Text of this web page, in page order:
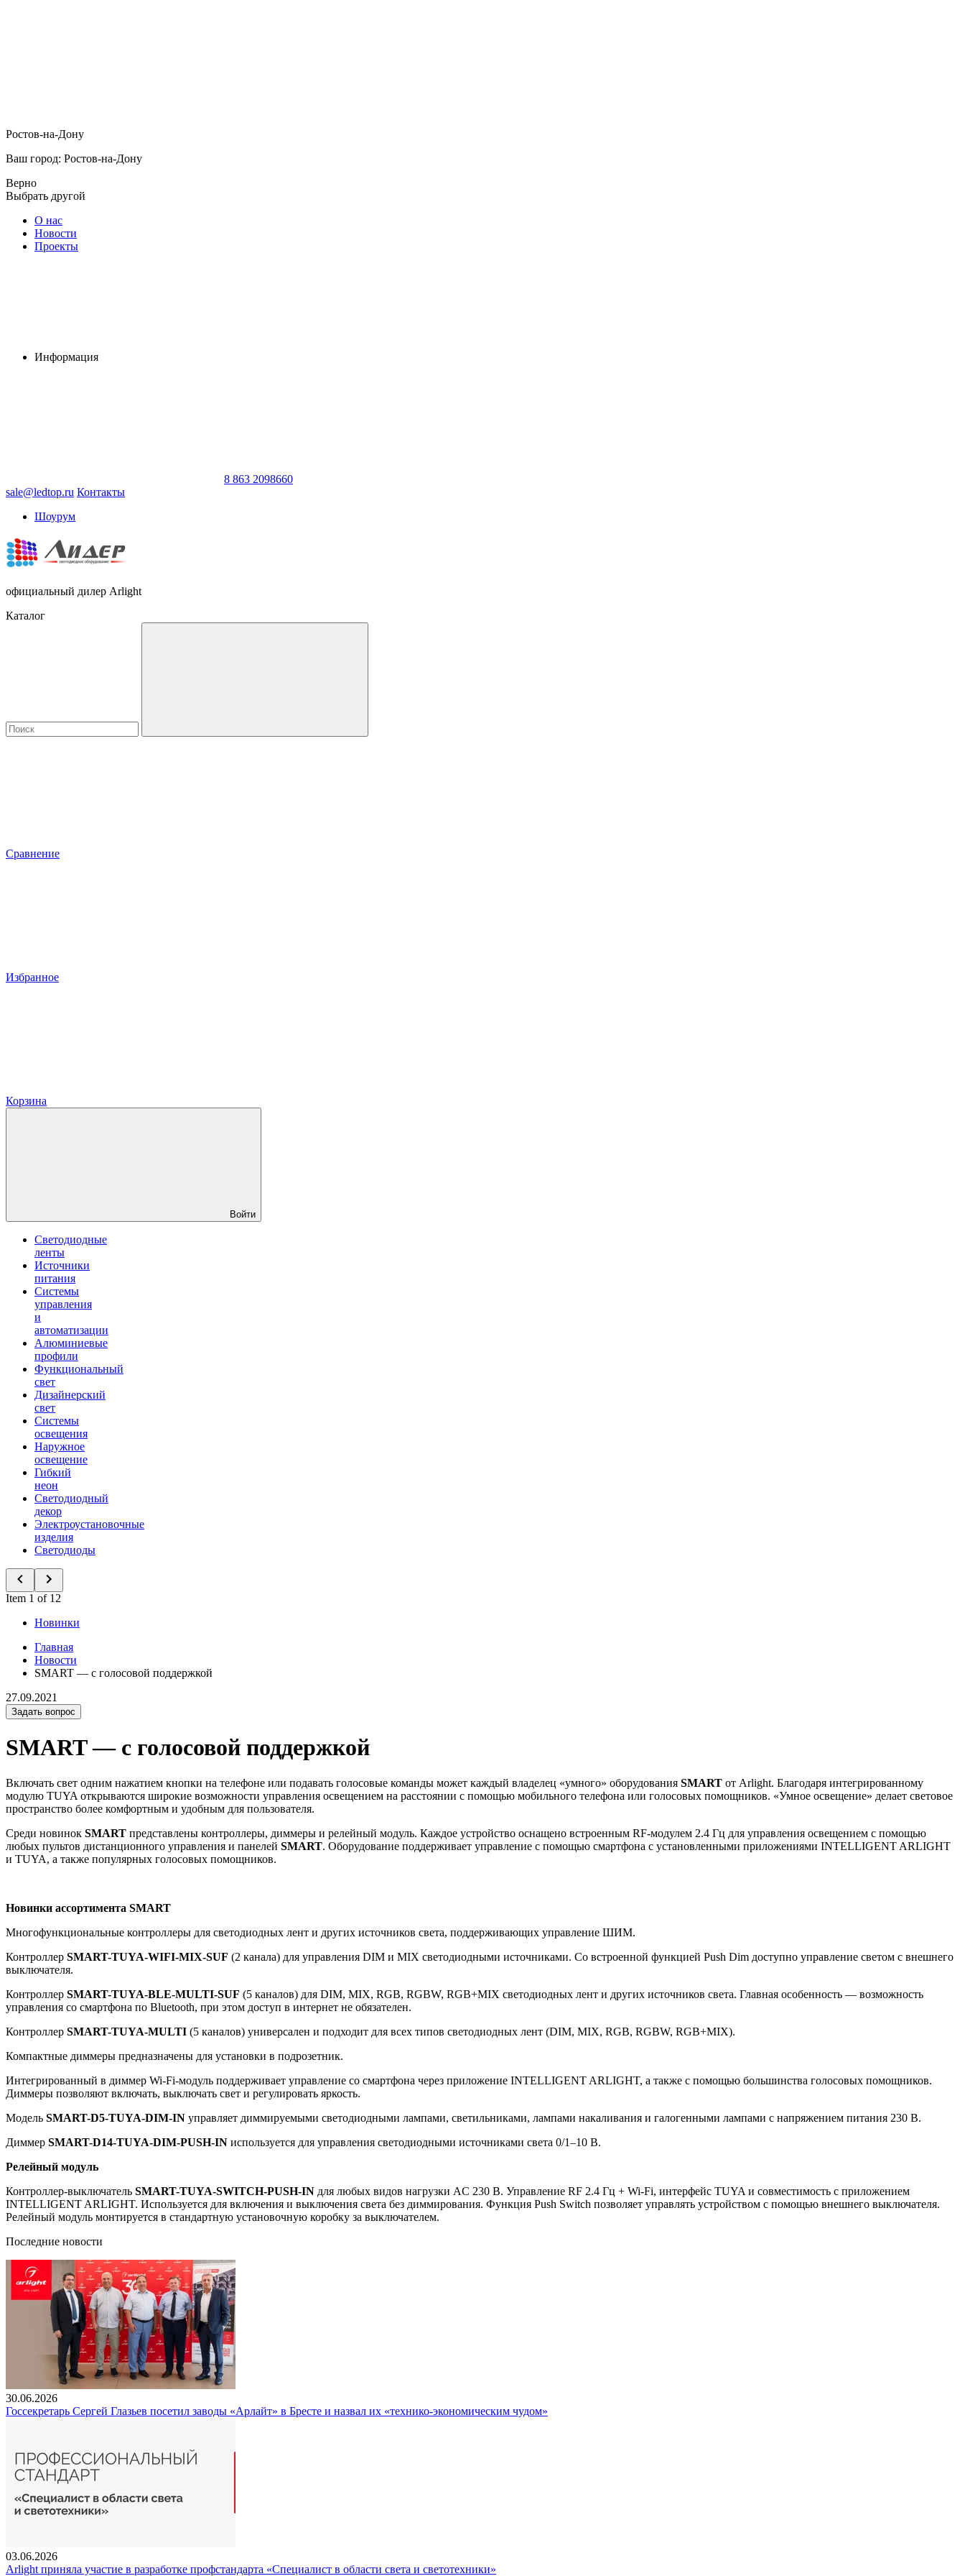
Ростов-на-Дону
Ваш город: Ростов-на-Дону
Верно
Выбрать другой
О нас
Новости
Проекты
Информация
8 863 2098660
sale@ledtop.ru Контакты
Шоурум
официальный дилер Arlight
Каталог
Сравнение
Избранное
Корзина
Войти
Светодиодные
ленты
Источники
питания
Системы
управления
и
автоматизации
Алюминиевые
профили
Функциональный
свет
Дизайнерский
свет
Системы
освещения
Наружное
освещение
Гибкий
неон
Светодиодный
декор
Электроустановочные
изделия
Светодиоды
Item 1 of 12
Новинки
Главная
Новости
SMART — с голосовой поддержкой
27.09.2021
Задать вопрос
SMART — с голосовой поддержкой
Включать свет одним нажатием кнопки на телефоне или подавать голосовые команды может каждый владелец «умного» оборудования SMART от Arlight. Благодаря интегрированному
модулю TUYA открываются широкие возможности управления освещением на расстоянии с помощью мобильного телефона или голосовых помощников. «Умное освещение» делает световое
пространство более комфортным и удобным для пользователя.
Среди новинок SMART представлены контроллеры, диммеры и релейный модуль. Каждое устройство оснащено встроенным RF-модулем 2.4 Гц для управления освещением с помощью
любых пультов дистанционного управления и панелей SMART. Оборудование поддерживает управление с помощью смартфона с установленными приложениями INTELLIGENT ARLIGHT
и TUYA, а также популярных голосовых помощников.
Новинки ассортимента SMART
Многофункциональные контроллеры для светодиодных лент и других источников света, поддерживающих управление ШИМ.
Контроллер SMART-TUYA-WIFI-MIX-SUF (2 канала) для управления DIM и MIX светодиодными источниками. Со встроенной функцией Push Dim доступно управление светом с внешнего
выключателя.
Контроллер SMART-TUYA-BLE-MULTI-SUF (5 каналов) для DIM, MIX, RGB, RGBW, RGB+MIX светодиодных лент и других источников света. Главная особенность — возможность
управления со смартфона по Bluetooth, при этом доступ в интернет не обязателен.
Контроллер SMART-TUYA-MULTI (5 каналов) универсален и подходит для всех типов светодиодных лент (DIM, MIX, RGB, RGBW, RGB+MIX).
Компактные диммеры предназначены для установки в подрозетник.
Интегрированный в диммер Wi-Fi-модуль поддерживает управление со смартфона через приложение INTELLIGENT ARLIGHT, а также с помощью большинства голосовых помощников.
Диммеры позволяют включать, выключать свет и регулировать яркость.
Модель SMART-D5-TUYA-DIM-IN управляет диммируемыми светодиодными лампами, светильниками, лампами накаливания и галогенными лампами с напряжением питания 230 В.
Диммер SMART-D14-TUYA-DIM-PUSH-IN используется для управления светодиодными источниками света 0/1–10 В.
Релейный модуль
Контроллер-выключатель SMART-TUYA-SWITCH-PUSH-IN для любых видов нагрузки AC 230 В. Управление RF 2.4 Гц + Wi-Fi, интерфейс TUYA и совместимость с приложением
INTELLIGENT ARLIGHT. Используется для включения и выключения света без диммирования. Функция Push Switch позволяет управлять устройством с помощью внешнего выключателя.
Релейный модуль монтируется в стандартную установочную коробку за выключателем.
Последние новости
30.06.2026
Госсекретарь Сергей Глазьев посетил заводы «Арлайт» в Бресте и назвал их «технико-экономическим чудом»
03.06.2026
Arlight приняла участие в разработке профстандарта «Специалист в области света и светотехники»